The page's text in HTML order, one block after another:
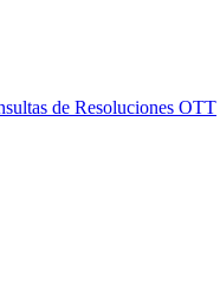
de Resoluciones OTT